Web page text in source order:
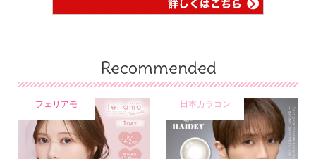
Recommended
フェリアモ 日本カラコン